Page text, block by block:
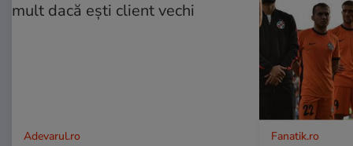
Adevarul.ro Fanatik.ro